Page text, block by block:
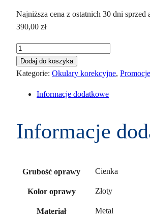
wynosiła:
550,00 zł.
wynosi:
390,00 zł.
Najniższa cena z ostatnich 30 dni sprzed
390,00 zł
ilość
Vogue
VO
Dodaj do koszyka
Kategorie: Okulary korekcyjne, Promocje
Informacje dodatkowe
Informacje
Grubość oprawy Cienka
Kolor oprawy Złoty
Materiał Metal